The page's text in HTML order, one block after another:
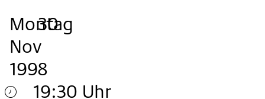
Montag
, 30
.
Nov
1998
.
19:30 Uhr